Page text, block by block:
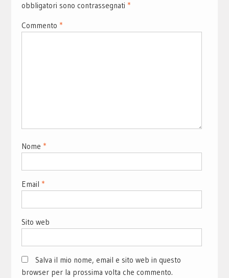
obbligatori sono contrassegnati *
Commento *
Nome *
Email *
Sito web
Salva il mio nome, email e sito web in questo
browser per la prossima volta che commento.